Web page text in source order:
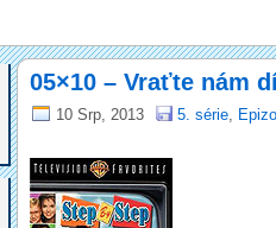
05×10 – Vraťte nám
10 Srp, 2013 5. série,